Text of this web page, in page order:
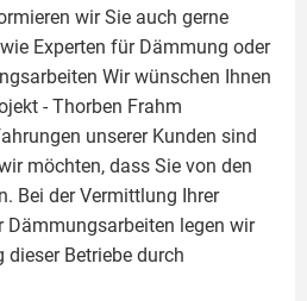
wir Sie auch gerne
Experten für Dämmung oder
Wir wünschen Ihnen
- Thorben Frahm
unserer Kunden sind
möchten, dass Sie von den
Bei der Vermittlung Ihrer
Dämmungsarbeiten legen wir
dieser Betriebe durch